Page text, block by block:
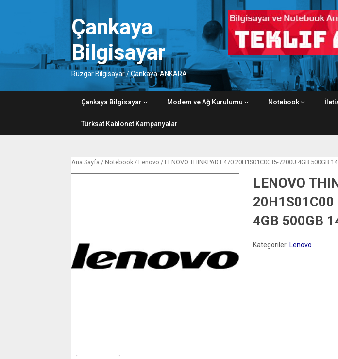
Çankaya
Bilgisayar
Rüzgar Bilgisayar / Çankaya-ANKARA
Çankaya Bilgisayar Modem ve Ağ Kurulumu Notebook
Türksat Kablonet Kampanyalar
Ana Sayfa / Notebook / Lenovo / LENOVO THINKPAD E470 20H1S01C00 I5-7200U 4GB 500GB
LENOVO
4GB 500GB
Kategoriler: Lenovo